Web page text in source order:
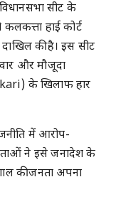
सीट के
हाई कोर्ट
की है। इस सीट
और मौजूदा
के खिलाफ हार
में आरोप-
नेताओं ने इसे जनादेश के
की जनता अपना